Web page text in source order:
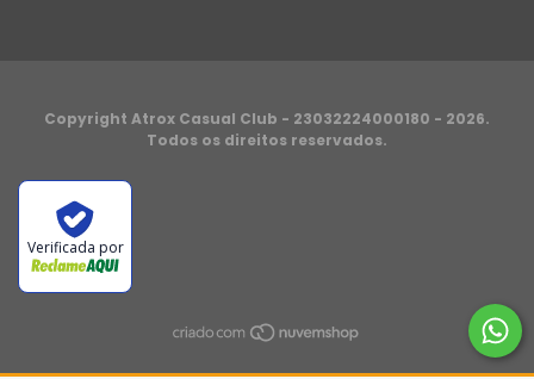
Copyright Atrox Casual Club - 23032224000180 - 2026.
Todos os direitos reservados.
Verificada por